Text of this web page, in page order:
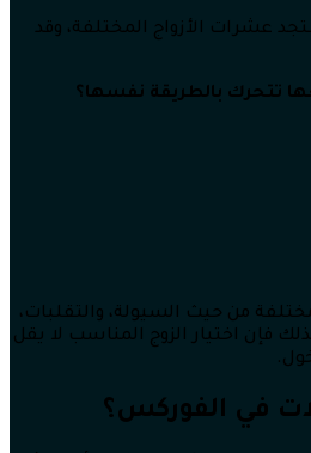
عشرات الأزواج المختلفة، وقد
تتحرك بالطريقة نفسها؟
من حيث السيولة، والتقلبات،
فإن اختيار الزوج المناسب لا يقل
في الفوركس؟